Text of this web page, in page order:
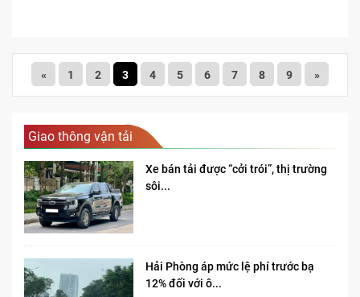
« 1 2 3 4 5 6 7 8 9 »
Giao thông vận tải
Xe bán tải được “cởi trói”, thị trường
sôi...
Hải Phòng áp mức lệ phí trước bạ
12% đối với ô...